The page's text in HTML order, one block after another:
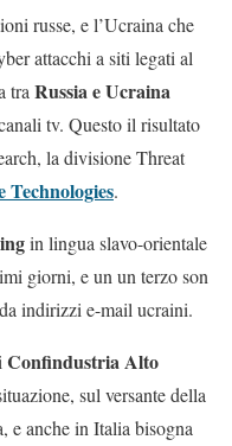
russe, e l’Ucraina che
attacchi a siti legati al
traRussia e Ucraina
tv. Questo il risultato
la divisione Threat
Technologies.
in lingua slavo-orientale
giorni, e un un terzo son
indirizzi e-mail ucraini.
Confindustria Alto
sul versante della
e anche in Italia bisogna